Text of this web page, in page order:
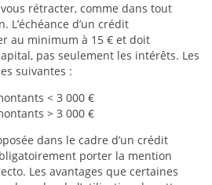
rétracter, comme dans tout
L’échéance d’un crédit
au minimum à 15 € et doit
pas seulement les intérêts. Les
suivantes :
< 3 000 €
> 3 000 €
dans le cadre d’un crédit
porter la mention
Les avantages que certaines